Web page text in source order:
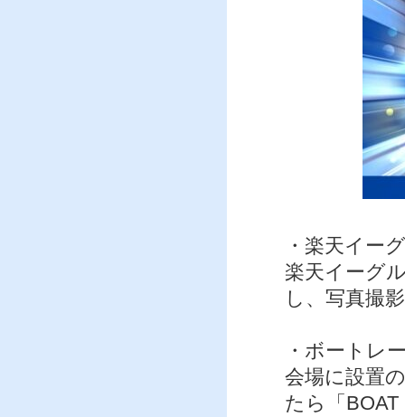
・楽天イー
楽天イーグ
し、写真撮
・ボートレ
会場に設置
たら「